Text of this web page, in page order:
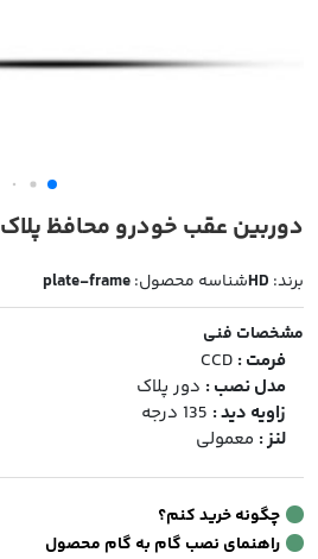
دوربین عقب خودرو محافظ پلاک 8 ال ای دی
برند: HDشناسه محصول:plate-frame
مشخصات فنی
فرمت : CCD
مدل نصب : دور پلاک
زاویه دید : 135 درجه
لنز : معمولی
چگونه خرید کنم؟
راهنمای نصب گام به گام محصول